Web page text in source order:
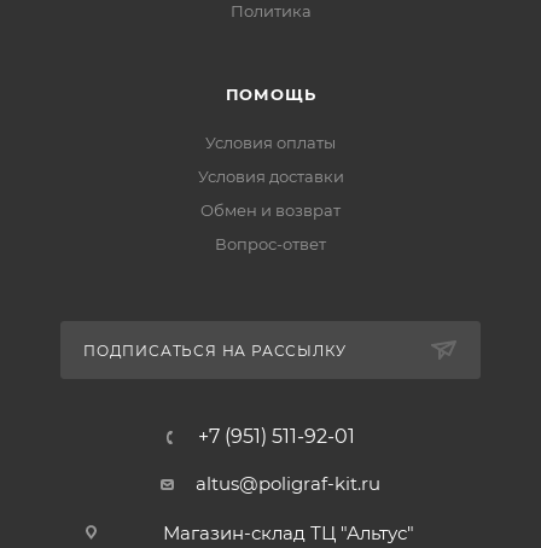
Политика
ПОМОЩЬ
Условия оплаты
Условия доставки
Обмен и возврат
Вопрос-ответ
ПОДПИСАТЬСЯ НА РАССЫЛКУ
+7 (951) 511-92-01
altus@poligraf-kit.ru
Магазин-склад ТЦ "Альтус"